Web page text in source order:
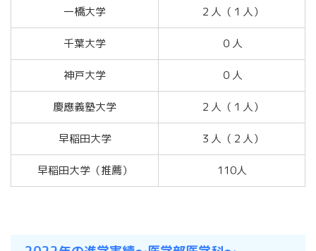
一橋大学 ２人（１人）
千葉大学 ０人
神戸大学 ０人
慶應義塾大学 ２人（１人）
早稲田大学 ３人（２人）
早稲田大学（推薦） 110人